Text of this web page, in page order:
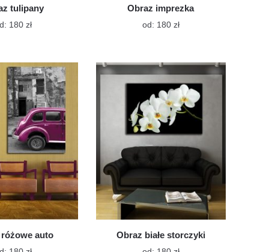
tulipany
180 złTen
wiele
wariantów.
Opcje
można
wybrać
na
stronie
produktu
Obraz imprezka
od: 180 złTen
wiele
wariantów.
Opcje
można
wybrać
produktu
auto Obraz białe storczyki